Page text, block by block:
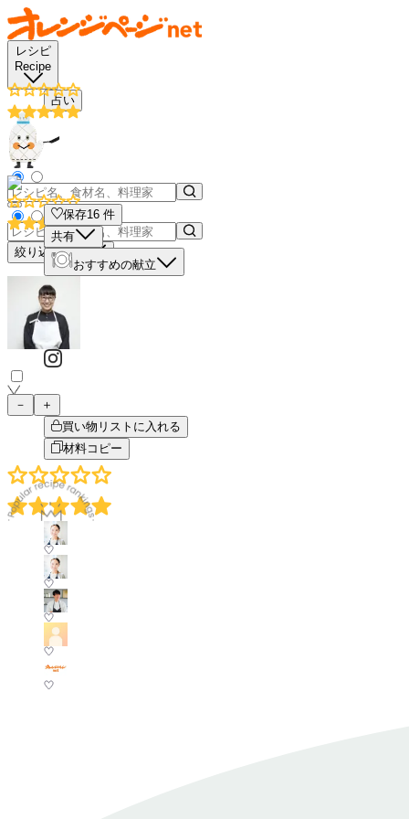
レシピ
Recipe
占い
絞り込み検索
保存16 件
共有
おすすめの献立
－
＋
買い物リストに入れる
材料コピー